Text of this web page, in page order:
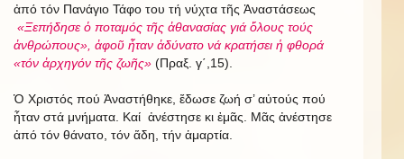
ἀπό τόν Πανάγιο Τάφο του τή νύχτα τῆς Ἀναστάσεως
«Ξεπήδησε ὁ ποταμός τῆς ἀθανασίας γιά ὅλους τούς
ἀνθρώπους», ἀφοῦ ἦταν ἀδύνατο νά κρατήσει ἡ φθορά
«τόν ἀρχηγόν τῆς ζωῆς» (Πραξ. γ΄,15).
Ὁ Χριστός πού Ἀναστήθηκε, ἔδωσε ζωή σ’ αὐτούς πού
ἦταν στά μνήματα. Καί ἀνέστησε κι ἐμᾶς. Μᾶς ἀνέστησε
ἀπό τόν θάνατο, τόν ἅδη, τήν ἁμαρτία.